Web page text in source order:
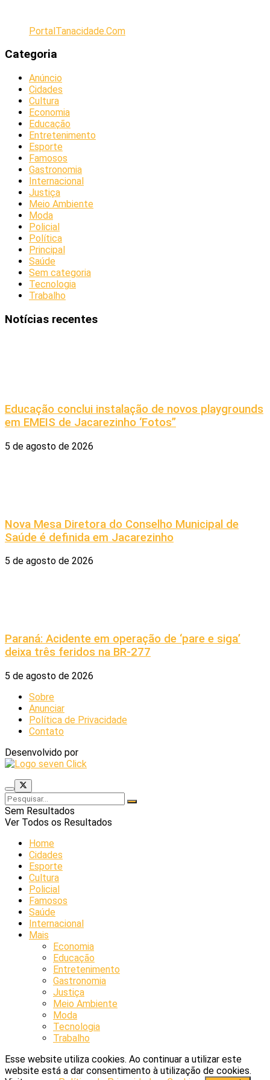
PortalTanacidade.Com
Categoria
Anúncio
Cidades
Cultura
Economia
Educação
Entretenimento
Esporte
Famosos
Gastronomia
Internacional
Justiça
Meio Ambiente
Moda
Policial
Política
Principal
Saúde
Sem categoria
Tecnologia
Trabalho
Notícias recentes
Educação conclui instalação de novos playgrounds
em EMEIS de Jacarezinho ‘Fotos”
5 de agosto de 2026
Nova Mesa Diretora do Conselho Municipal de
Saúde é definida em Jacarezinho
5 de agosto de 2026
Paraná: Acidente em operação de ‘pare e siga’
deixa três feridos na BR-277
5 de agosto de 2026
Sobre
Anunciar
Política de Privacidade
Contato
Desenvolvido por
Sem Resultados
Ver Todos os Resultados
Home
Cidades
Esporte
Cultura
Policial
Famosos
Saúde
Internacional
Mais
Economia
Educação
Entretenimento
Gastronomia
Justiça
Meio Ambiente
Moda
Tecnologia
Trabalho
Esse website utiliza cookies. Ao continuar a utilizar este
website está a dar consentimento à utilização de cookies.